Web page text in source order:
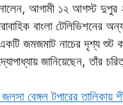
আগামী ১২ আগস্ট দুপুর
বাংলা টেলিভিশনের
জমজমাট নাচের দৃশ্য শুট
জানিয়েছেন, তাঁর
জলসা বেঙ্গল টপারের